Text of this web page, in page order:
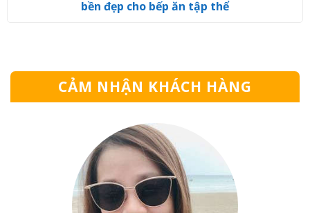
bền đẹp cho bếp ăn tập thể
CẢM NHẬN KHÁCH HÀNG